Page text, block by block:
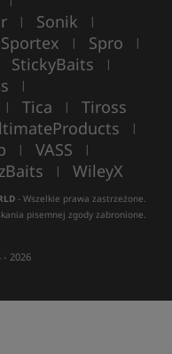
| Sonik |
Sportex | Spro |
StickyBaits |
|
| Tica | Tiross
|
| VASS |
| WileyX
- Wszelkie prawa zastrzeżone.
pisemnej zgody zabronione.
2026